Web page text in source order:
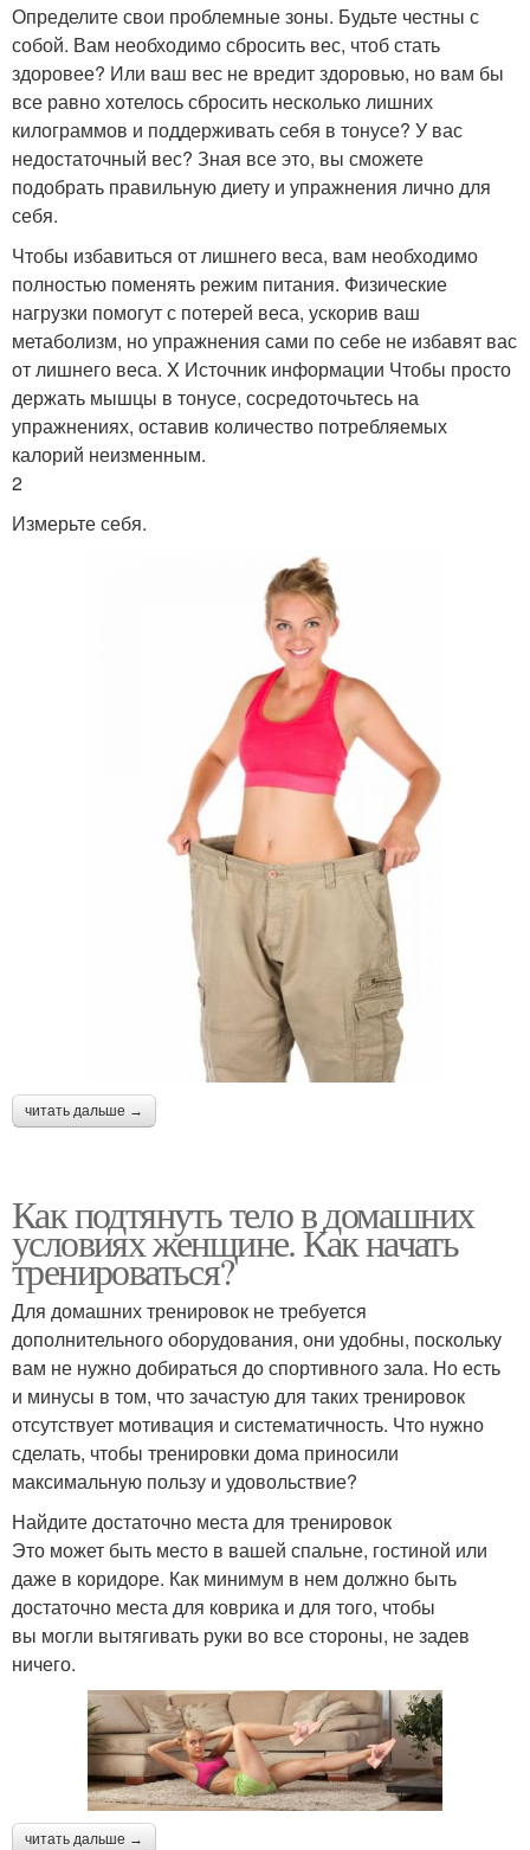
Определите свои проблемные зоны. Будьте честны с
собой. Вам необходимо сбросить вес, чтоб стать
здоровее? Или ваш вес не вредит здоровью, но вам бы
все равно хотелось сбросить несколько лишних
килограммов и поддерживать себя в тонусе? У вас
недостаточный вес? Зная все это, вы сможете
подобрать правильную диету и упражнения лично для
себя.
Чтобы избавиться от лишнего веса, вам необходимо
полностью поменять режим питания. Физические
нагрузки помогут с потерей веса, ускорив ваш
метаболизм, но упражнения сами по себе не избавят вас
от лишнего веса. X Источник информации Чтобы просто
держать мышцы в тонусе, сосредоточьтесь на
упражнениях, оставив количество потребляемых
калорий неизменным.
2
Измерьте себя.
читать дальше →
Как подтянуть тело в домашних
условиях женщине. Как начать
тренироваться?
Для домашних тренировок не требуется
дополнительного оборудования, они удобны, поскольку
вам не нужно добираться до спортивного зала. Но есть
и минусы в том, что зачастую для таких тренировок
отсутствует мотивация и систематичность. Что нужно
сделать, чтобы тренировки дома приносили
максимальную пользу и удовольствие?
Найдите достаточно места для тренировок
Это может быть место в вашей спальне, гостиной или
даже в коридоре. Как минимум в нем должно быть
достаточно места для коврика и для того, чтобы
вы могли вытягивать руки во все стороны, не задев
ничего.
читать дальше →